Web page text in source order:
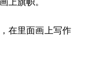
上旗帜。
在里面画上写作